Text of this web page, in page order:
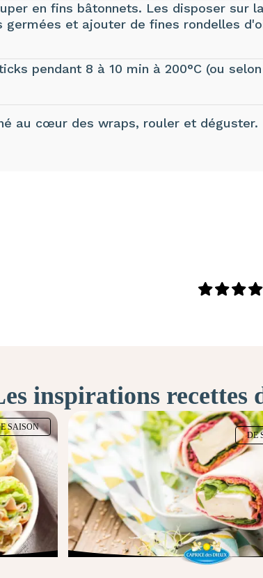
en fins bâtonnets. Les disposer sur la
germées et ajouter de fines rondelles
pendant 8 à 10 min à 200°C (ou
au cœur des wraps, rouler et déguster.
inspirations recettes
SAISON
DE